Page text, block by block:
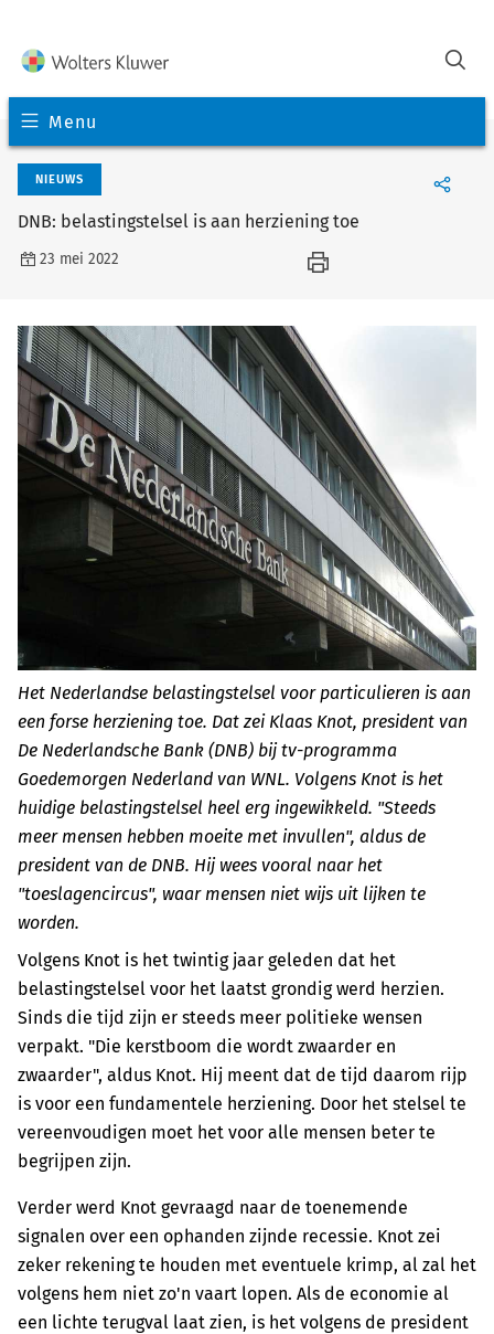
Menu
NIEUWS
DNB: belastingstelsel is aan herziening toe
23 mei 2022
Het Nederlandse belastingstelsel voor particulieren is aan
een forse herziening toe. Dat zei Klaas Knot, president van
De Nederlandsche Bank (DNB) bij tv-programma
Goedemorgen Nederland van WNL. Volgens Knot is het
huidige belastingstelsel heel erg ingewikkeld. "Steeds
meer mensen hebben moeite met invullen", aldus de
president van de DNB. Hij wees vooral naar het
"toeslagencircus", waar mensen niet wijs uit lijken te
worden.
Volgens Knot is het twintig jaar geleden dat het
belastingstelsel voor het laatst grondig werd herzien.
Sinds die tijd zijn er steeds meer politieke wensen
verpakt. "Die kerstboom die wordt zwaarder en
zwaarder", aldus Knot. Hij meent dat de tijd daarom rijp
is voor een fundamentele herziening. Door het stelsel te
vereenvoudigen moet het voor alle mensen beter te
begrijpen zijn.
Verder werd Knot gevraagd naar de toenemende
signalen over een ophanden zijnde recessie. Knot zei
zeker rekening te houden met eventuele krimp, al zal het
volgens hem niet zo'n vaart lopen. Als de economie al
een lichte terugval laat zien, is het volgens de president